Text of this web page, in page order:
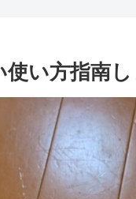
使い方指南